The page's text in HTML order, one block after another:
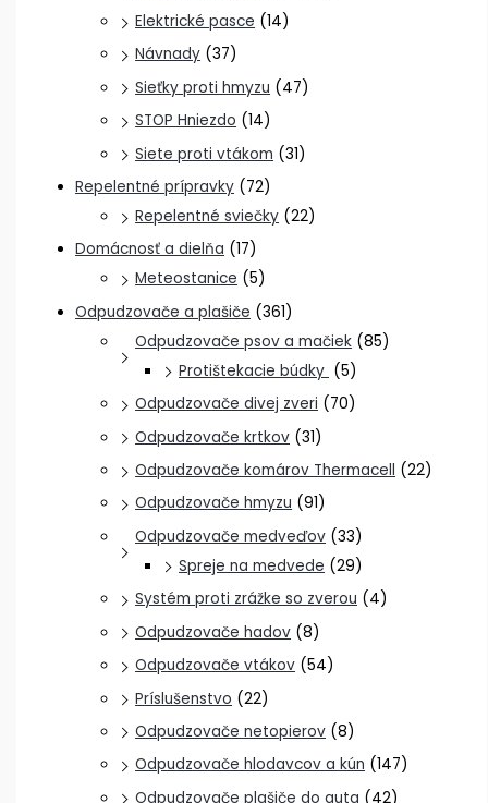
Elektrické pasce (14)
Návnady (37)
Sieťky proti hmyzu (47)
STOP Hniezdo (14)
Siete proti vtákom (31)
Repelentné prípravky (72)
Repelentné sviečky (22)
Domácnosť a dielňa (17)
Meteostanice (5)
Odpudzovače a plašiče (361)
Odpudzovače psov a mačiek (85)
Protištekacie búdky (5)
Odpudzovače divej zveri (70)
Odpudzovače krtkov (31)
Odpudzovače komárov Thermacell (22)
Odpudzovače hmyzu (91)
Odpudzovače medveďov (33)
Spreje na medvede (29)
Systém proti zrážke so zverou (4)
Odpudzovače hadov (8)
Odpudzovače vtákov (54)
Príslušenstvo (22)
Odpudzovače netopierov (8)
Odpudzovače hlodavcov a kún (147)
Odpudzovače plašiče do auta (42)